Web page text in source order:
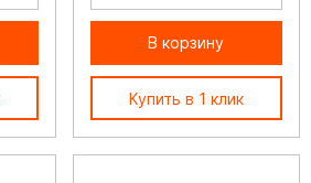
В корзину
Купить в 1 клик